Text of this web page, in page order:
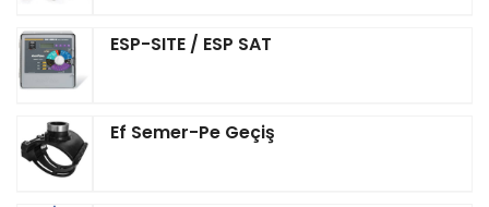
ESP-SITE / ESP SAT
Ef Semer-Pe Geçiş